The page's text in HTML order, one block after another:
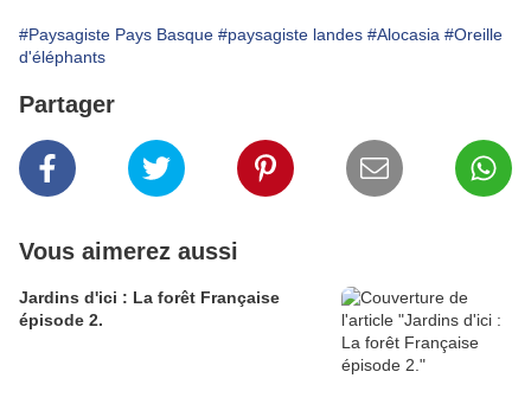
#Paysagiste Pays Basque #paysagiste landes #Alocasia #Oreille
d'éléphants
Partager
Vous aimerez aussi
Jardins d'ici : La forêt Française
épisode 2.